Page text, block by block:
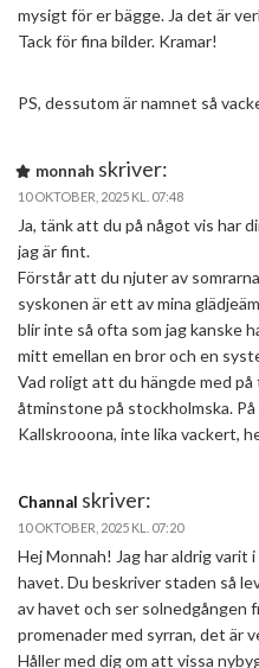
mysigt för er bägge. Ja det är
Tack för fina bilder. Kramar!
PS, dessutom är namnet så
monnah skriver:
10 OKTOBER, 2025 KL. 07:48
Ja, tänk att du på något vis har
jag är fint.
Förstår att du njuter av
syskonen är ett av mina
blir inte så ofta som jag kanske
mitt emellan en bror och en
Vad roligt att du hängde med på
åtminstone på stockholmska.
Kallskrooona, inte lika vackert,
Channal skriver:
10 OKTOBER, 2025 KL. 07:20
Hej Monnah! Jag har aldrig varit
havet. Du beskriver staden så
av havet och ser solnedgången
promenader med syrran, det är
Håller med dig om att vissa